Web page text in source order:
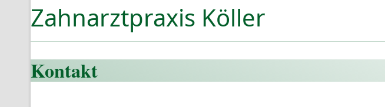
Zahnarztpraxis Köller
Kontakt